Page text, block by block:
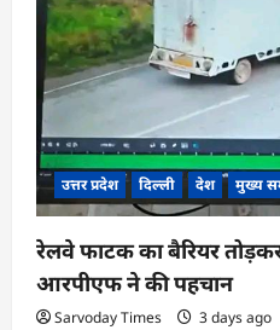
उत्तर प्रदेश दिल्ली देश मुख्य
रेलवे फाटक का बैरियर
आरपीएफ ने की पहचान
Sarvoday Times 3 days ago